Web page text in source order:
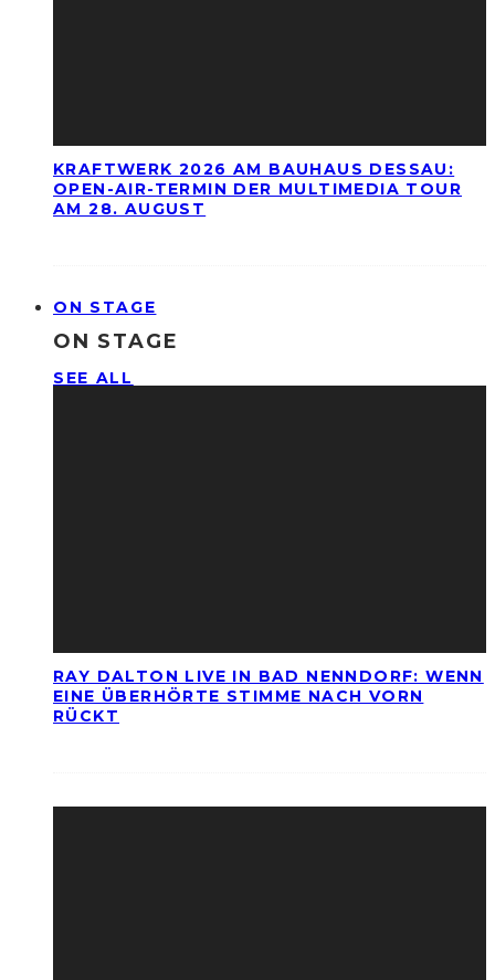
KRAFTWERK 2026 AM BAUHAUS DESSAU:
OPEN-AIR-TERMIN DER MULTIMEDIA TOUR
AM 28. AUGUST
ON STAGE
ON STAGE
SEE ALL
RAY DALTON LIVE IN BAD NENNDORF: WENN
EINE ÜBERHÖRTE STIMME NACH VORN
RÜCKT